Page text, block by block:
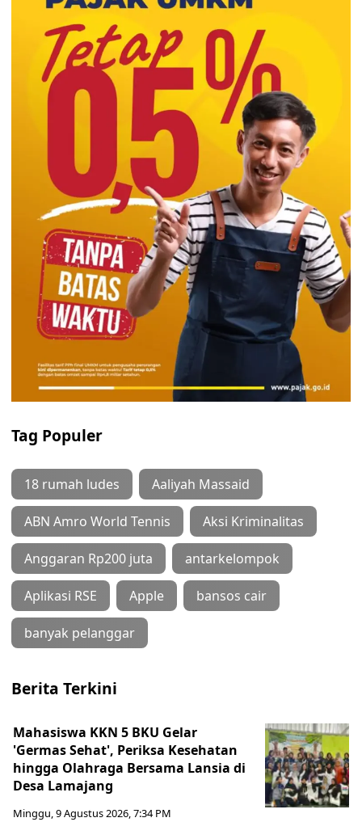
Tag Populer
18 rumah ludes Aaliyah Massaid
ABN Amro World Tennis Aksi Kriminalitas
Anggaran Rp200 juta antarkelompok
Aplikasi RSE Apple bansos cair
banyak pelanggar
Berita Terkini
Mahasiswa KKN 5 BKU Gelar
'Germas Sehat', Periksa Kesehatan
hingga Olahraga Bersama Lansia di
Desa Lamajang
Minggu, 9 Agustus 2026, 7:34 PM